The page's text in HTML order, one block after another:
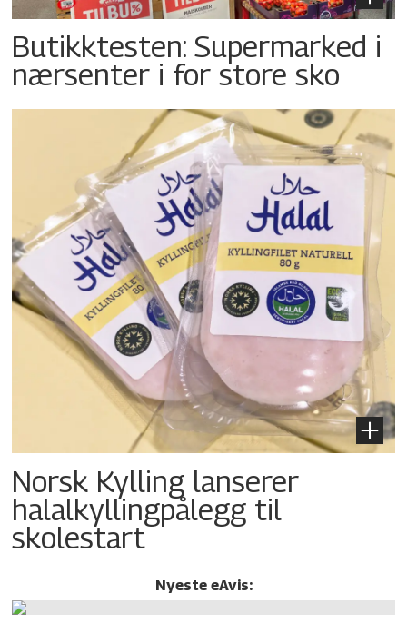
Butikktesten: Supermarked i
nærsenter i for store sko
Norsk Kylling lanserer
halalkylling­pålegg til
skolestart
Nyeste eAvis: